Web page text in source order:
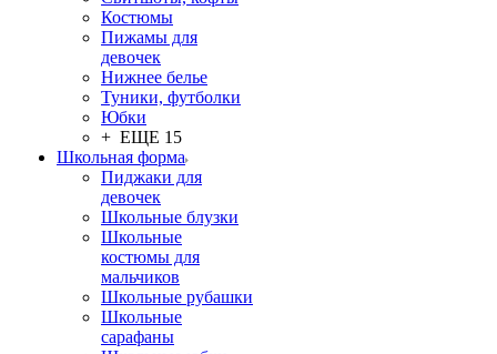
Костюмы
Пижамы для
девочек
Нижнее белье
Туники, футболки
Юбки
+ ЕЩЕ 15
Школьная форма
Пиджаки для
девочек
Школьные блузки
Школьные
костюмы для
мальчиков
Школьные рубашки
Школьные
сарафаны